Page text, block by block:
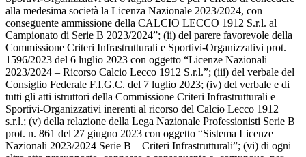
alla medesima società la Licenza Nazionale 2023/2024, con
conseguente ammissione della CALCIO LECCO 1912 S.r.l. al
Campionato di Serie B 2023/2024”; (ii) del parere favorevole della
Commissione Criteri Infrastrutturali e Sportivi-Organizzativi prot.
1596/2023 del 6 luglio 2023 con oggetto “Licenze Nazionali
2023/2024 – Ricorso Calcio Lecco 1912 S.r.l.”; (iii) del verbale del
Consiglio Federale F.I.G.C. del 7 luglio 2023; (iv) del verbale e di
tutti gli atti istruttori della Commissione Criteri Infrastrutturali e
Sportivi-Organizzativi inerenti al ricorso del Calcio Lecco 1912
s.r.l.; (v) della relazione della Lega Nazionale Professionisti Serie B
prot. n. 861 del 27 giugno 2023 con oggetto “Sistema Licenze
Nazionali 2023/2024 Serie B – Criteri Infrastrutturali”; (vi) di ogni